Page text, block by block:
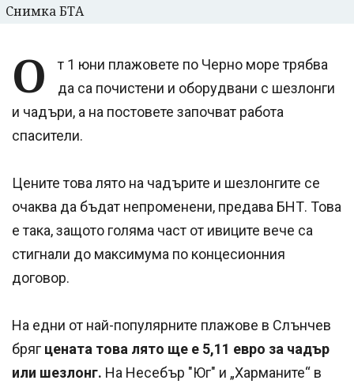
Снимка БТА
О
т 1 юни плажовете по Черно море трябва
да са почистени и оборудвани с шезлонги
и чадъри, а на постовете започват работа
спасители.
Цените това лято на чадърите и шезлонгите се
очаква да бъдат непроменени, предава БНТ. Това
е така, защото голяма част от ивиците вече са
стигнали до максимума по концесионния
договор.
На едни от най-популярните плажове в Слънчев
бряг цената това лято ще е 5,11 евро за чадър
или шезлонг. На Несебър "Юг" и „Харманите“ в